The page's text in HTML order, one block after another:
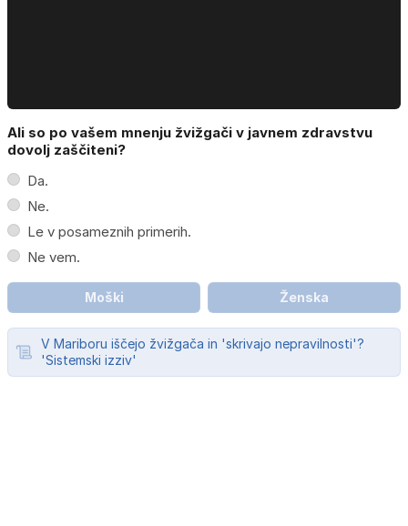
Ali so po vašem mnenju žvižgači v javnem zdravstvu
dovolj zaščiteni?
Da.
Ne.
Le v posameznih primerih.
Ne vem.
Moški Ženska
V Mariboru iščejo žvižgača in 'skrivajo nepravilnosti'?
'Sistemski izziv'